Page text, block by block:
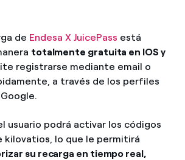
de Endesa X JuicePass está
totalmente gratuita en IOS y
registrarse mediante email o
a través de los perfiles
usuario podrá activar los códigos
kilovatios, lo que le permitirá
su recarga en tiempo real,